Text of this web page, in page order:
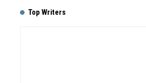
Top Writers